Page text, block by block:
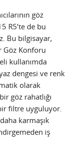
göz
R5’te de bu
Bu bilgisayar,
Göz Konforu
kullanımda
dengesi ve renk
olarak
göz rahatlığı
filtre uyguluyor.
karmaşık
iş